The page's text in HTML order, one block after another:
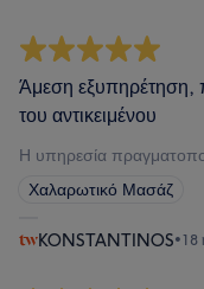
Άμεση
του αντικειμένου
Η υπηρεσία
Χαλαρωτικό Μασάζ
KONSTANTINOS•18